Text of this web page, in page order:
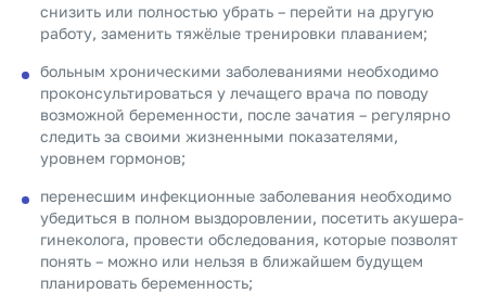
снизить или полностью убрать – перейти на другую
работу, заменить тяжёлые тренировки плаванием;
больным хроническими заболеваниями необходимо
проконсультироваться у лечащего врача по поводу
возможной беременности, после зачатия – регулярно
следить за своими жизненными показателями,
уровнем гормонов;
перенесшим инфекционные заболевания необходимо
убедиться в полном выздоровлении, посетить акушера-
гинеколога, провести обследования, которые позволят
понять – можно или нельзя в ближайшем будущем
планировать беременность;